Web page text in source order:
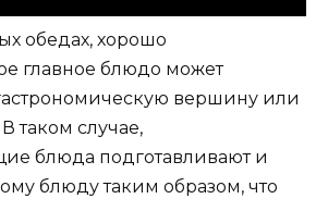
обедах, хорошо
главное блюдо может
вершину или
таком случае,
блюда подготавливают и
блюду таким образом, что